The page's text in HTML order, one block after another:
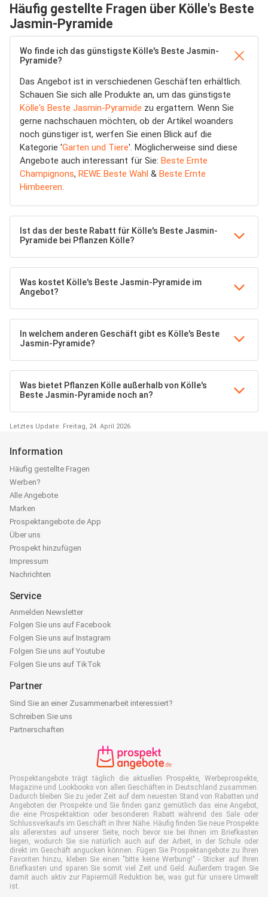
Häufig gestellte Fragen über Kölle's Beste
Jasmin-Pyramide
Wo finde ich das günstigste Kölle's Beste Jasmin-
Pyramide?
Das Angebot ist in verschiedenen Geschäften erhältlich.
Schauen Sie sich alle Produkte an, um das günstigste
Kölle's Beste Jasmin-Pyramide zu ergattern. Wenn Sie
gerne nachschauen möchten, ob der Artikel woanders
noch günstiger ist, werfen Sie einen Blick auf die
Kategorie 'Garten und Tiere'. Möglicherweise sind diese
Angebote auch interessant für Sie: Beste Ernte
Champignons, REWE Beste Wahl & Beste Ernte
Himbeeren.
Ist das der beste Rabatt für Kölle's Beste Jasmin-
Pyramide bei Pflanzen Kölle?
Was kostet Kölle's Beste Jasmin-Pyramide im
Angebot?
In welchem anderen Geschäft gibt es Kölle's Beste
Jasmin-Pyramide?
Was bietet Pflanzen Kölle außerhalb von Kölle's
Beste Jasmin-Pyramide noch an?
Letztes Update: Freitag, 24. April 2026
Information
Häufig gestellte Fragen
Werben?
Alle Angebote
Marken
Prospektangebote.de App
Über uns
Prospekt hinzufügen
Impressum
Nachrichten
Service
Anmelden Newsletter
Folgen Sie uns auf Facebook
Folgen Sie uns auf Instagram
Folgen Sie uns auf Youtube
Folgen Sie uns auf TikTok
Partner
Sind Sie an einer Zusammenarbeit interessiert?
Schreiben Sie uns
Partnerschaften
Prospektangebote trägt täglich die aktuellen Prospekte, Werbeprospekte,
Magazine und Lookbooks von allen Geschäften in Deutschland zusammen.
Dadurch bleiben Sie zu jeder Zeit auf dem neuesten Stand von Rabatten und
Angeboten der Prospekte und Sie finden ganz gemütlich das eine Angebot,
die eine Prospektaktion oder besonderen Rabatt während des Sale oder
Schlussverkaufs im Geschäft in Ihrer Nähe. Häufig finden Sie neue Prospekte
als allererstes auf unserer Seite, noch bevor sie bei Ihnen im Briefkasten
liegen, wodurch Sie sie natürlich auch auf der Arbeit, in der Schule oder
direkt im Geschäft angucken können. Fügen Sie Prospektangebote zu Ihren
Favoriten hinzu, kleben Sie einen "bitte keine Werbung!" - Sticker auf Ihren
Briefkasten und sparen Sie somit viel Zeit und Geld. Außerdem tragen Sie
damit auch aktiv zur Papiermüll Reduktion bei, was gut für unsere Umwelt
ist.